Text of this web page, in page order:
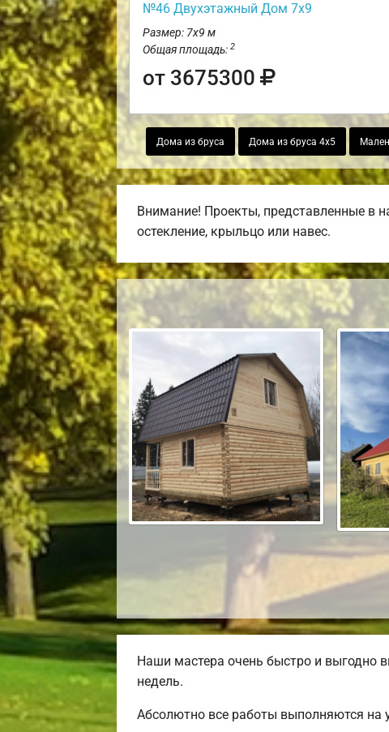
№46 Двухэтажный Дом 7х9
Размер: 7х9 м
Общая площадь: 2
от 3675300
Дома из бруса Дома из бруса 4х5
Внимание! Проекты, представленные в
остекление, крыльцо или навес.
Наши мастера очень быстро и выгодно
недель.
Абсолютно все работы выполняются на